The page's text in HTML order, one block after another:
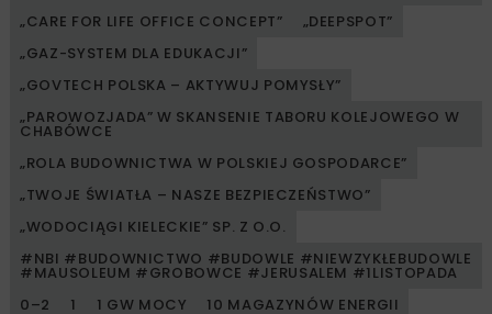
„CARE FOR LIFE OFFICE CONCEPT”
„DEEPSPOT”
„GAZ-SYSTEM DLA EDUKACJI”
„GOVTECH POLSKA – AKTYWUJ POMYSŁY”
„PAROWOZJADA” W SKANSENIE TABORU KOLEJOWEGO W
CHABÓWCE
„ROLA BUDOWNICTWA W POLSKIEJ GOSPODARCE”
„TWOJE ŚWIATŁA – NASZE BEZPIECZEŃSTWO”
„WODOCIĄGI KIELECKIE” SP. Z O.O.
#NBI #BUDOWNICTWO #BUDOWLE #NIEWZYKŁEBUDOWLE
#MAUSOLEUM #GROBOWCE #JERUSALEM #1LISTOPADA
0–2
1 1 GW MOCY
10 MAGAZYNÓW ENERGII